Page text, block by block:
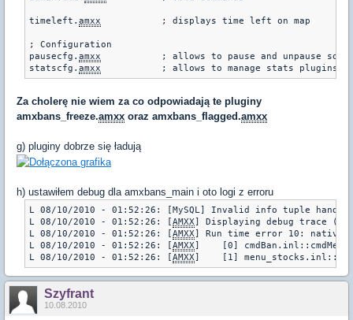
timeleft. amxx
; Configuration
pausecfg. amxx
statscfg. amxx
Za cholerę nie wiem za co odpowiadają te pluginy
amxbans_freeze.amxx oraz amxbans_flagged.amxx
g) pluginy dobrze się ładują
h) ustawiłem debug dla amxbans_main i oto logi z erroru
L 08/10/2010 - 01:52:26: [MySQL] Invalid info tuple
L 08/10/2010 - 01:52:26: [AMXX] Displaying debug trace
L 08/10/2010 - 01:52:26: [AMXX] Run time error 10: native
L 08/10/2010 - 01:52:26: [AMXX]    [0]
L 08/10/2010 - 01:52:26: [AMXX]    [1]
Szyfrant
10.08.2010